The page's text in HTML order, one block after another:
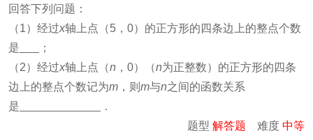
回答下列问题：
（1）经过x轴上点（5，0）的正方形的四条边上的整点个数
是
；
（2）经过x轴上点（n ，0）（n为正整数）的正方形的四条
边上的整点个数记为m ，则 m与n之间的函数关系
是
．
题型 解答题 难度 中等